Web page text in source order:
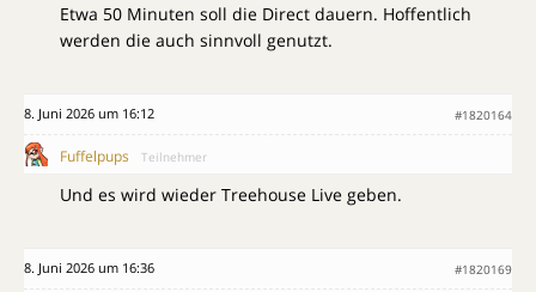
Etwa 50 Minuten soll die Direct dauern. Hoffentlich
werden die auch sinnvoll genutzt.
8. Juni 2026 um 16:12 #1820164
Fuffelpups Teilnehmer
Und es wird wieder Treehouse Live geben.
8. Juni 2026 um 16:36 #1820169